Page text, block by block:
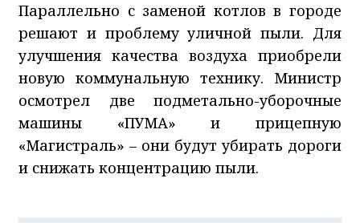
Параллельно с заменой котлов в городе
решают и проблему уличной пыли. Для
улучшения качества воздуха приобрели
новую коммунальную технику. Министр
осмотрел две подметально-уборочные
машины «ПУМА» и прицепную
«Магистраль» – они будут убирать дороги
и снижать концентрацию пыли.